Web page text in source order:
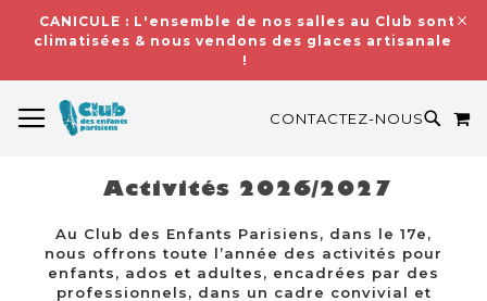
CANICULE : L'ensemble de nos salles au Club sont
climatisées & nous vendons des glaces artisanales
!
CONTACTEZ-NOUS
Activités 2026/2027
Au Club des Enfants Parisiens, dans le 17e,
nous offrons toute l’année des activités pour
enfants, ados et adultes, encadrées par des
professionnels, dans un cadre convivial et